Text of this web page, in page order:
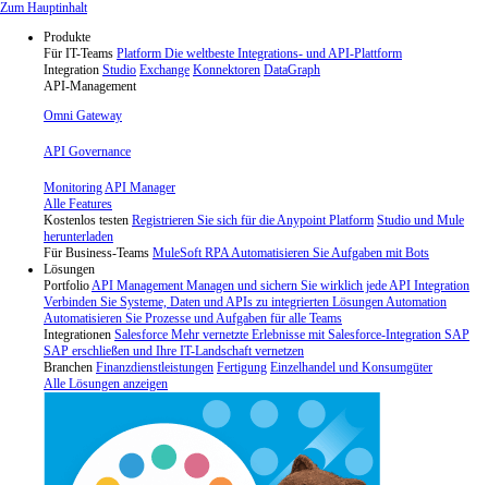
Skip
content
Zum Hauptinhalt
Produkte
Für IT-Teams Platform Die weltbeste Integrations- und API-Plattform
Integration Studio Exchange Konnektoren DataGraph
API-Management
Omni Gateway
API Governance
MonitoringAPI Manager
Alle Features
Kostenlos testen Registrieren Sie sich für die Anypoint Platform Studio und Mule
herunterladen
Für Business-Teams MuleSoft RPAAutomatisieren Sie Aufgaben mit Bots
Lösungen
PortfolioAPI Management Managen und sichern Sie wirklich jede API Integration
Verbinden Sie Systeme, Daten und APIs zu integrierten LösungenAutomation
Automatisieren Sie Prozesse und Aufgaben für alle Teams
Integrationen Salesforce Mehr vernetzte Erlebnisse mit Salesforce-Integration SAP
SAP erschließen und Ihre IT-Landschaft vernetzen
Branchen Finanzdienstleistungen Fertigung Einzelhandel und Konsumgüter
Alle Lösungen anzeigen